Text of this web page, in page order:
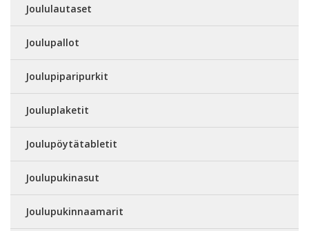
Joululautaset
Joulupallot
Joulupiparipurkit
Jouluplaketit
Joulupöytätabletit
Joulupukinasut
Joulupukinnaamarit